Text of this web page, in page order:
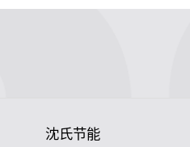
沈氏节能